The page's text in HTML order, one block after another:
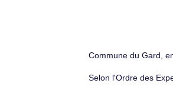
Commune du Gard,
Selon l'Ordre des